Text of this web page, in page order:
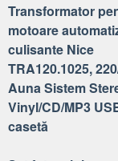
Transformator
motoare
culisante Nice
TRA120.1025,
Auna Sistem
Vinyl/CD/MP3
casetă